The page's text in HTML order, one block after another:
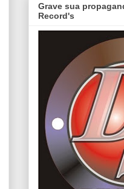
Grave sua
Record's